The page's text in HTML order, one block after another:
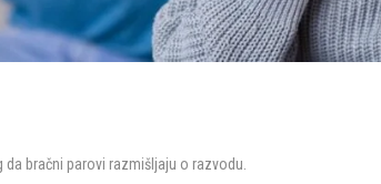
bračni parovi razmišljaju o razvodu.